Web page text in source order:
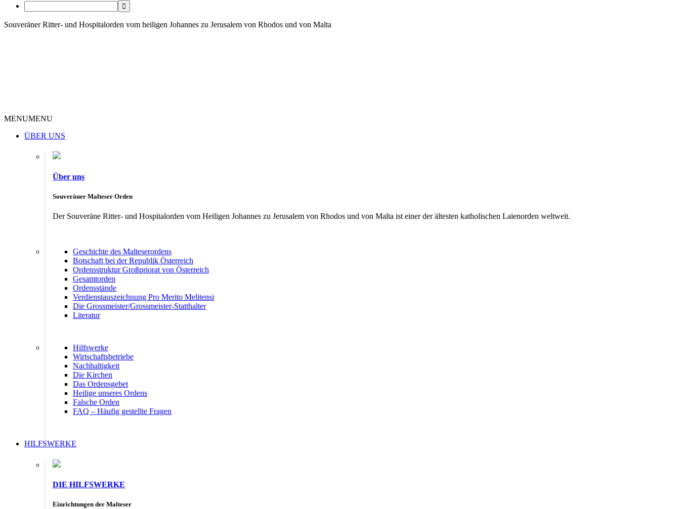
Souveräner Ritter- und Hospitalorden vom heiligen Johannes zu Jerusalem von Rhodos und von Malta
MENUMENU
ÜBER UNS
Über uns
Souveräner Malteser Orden
Der Souveräne Ritter- und Hospitalorden vom Heiligen Johannes zu Jerusalem von Rhodos und von Malta ist einer der ältesten katholischen Laienorden weltweit.
Geschichte des Malteserordens
Botschaft bei der Republik Österreich
Ordensstruktur Großpriorat von Österreich
Gesamtorden
Ordensstände
Verdienstauszeichnung Pro Merito Melitensi
Die Grossmeister/Grossmeister-Statthalter
Literatur
Hilfswerke
Wirtschaftsbetriebe
Nachhaltigkeit
Die Kirchen
Das Ordensgebet
Heilige unseres Ordens
Falsche Orden
FAQ – Häufig gestellte Fragen
HILFSWERKE
DIE HILFSWERKE
Einrichtungen der Malteser